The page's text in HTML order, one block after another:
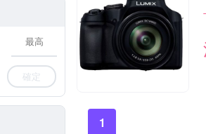
確定
1